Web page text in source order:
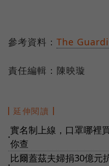
參考資料： The
責任編輯：陳映璇
延伸閱讀
●
實名制上線，口罩哪裡
你查
●
比爾蓋茲夫婦捐30億元